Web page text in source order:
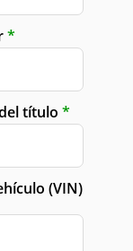
título
(VIN)